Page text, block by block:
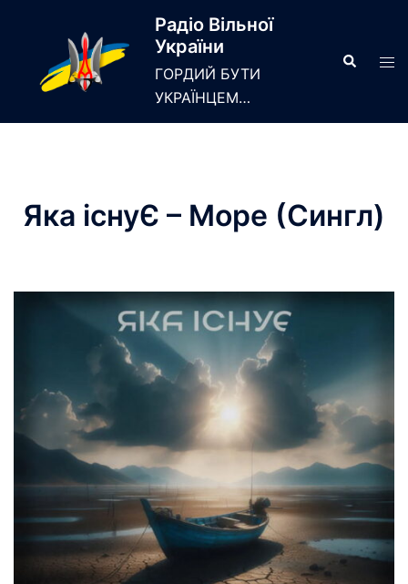
Радіо Вільної
України
ГОРДИЙ БУТИ
УКРАЇНЦЕМ…
Search
Яка існуЄ – Море (Сингл)